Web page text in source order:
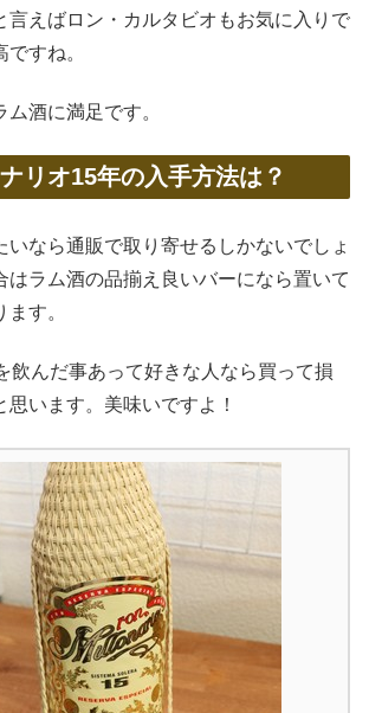
言えばロン・カルタビオもお気に入りで
すね。
酒に満足です。
リオ15年の入手方法は？
いなら通販で取り寄せるしかないでしょ
はラム酒の品揃え良いバーになら置いて
す。
飲んだ事あって好きな人なら買って損
思います。美味いですよ！